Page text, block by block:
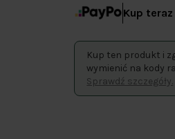
Kup teraz
Kup ten produkt i
wymienić na kody
Sprawdź szczegóły.